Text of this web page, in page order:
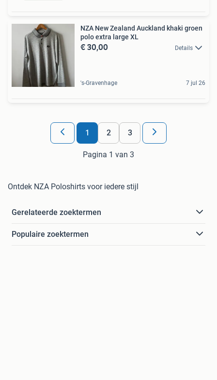
NZA New Zealand Auckland khaki groen
polo extra large XL
€ 30,00 Details
's-Gravenhage 7 jul 26
1 2 3
Pagina 1 van 3
Ontdek NZA Poloshirts voor iedere stijl
Gerelateerde zoektermen
Populaire zoektermen